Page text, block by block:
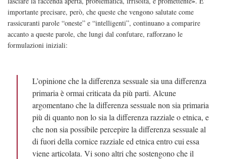
importante precisare, però, che queste che vengono salutate come
rassicuranti parole “oneste” e “intelligenti”, continuano a comparire
accanto a queste parole, che lungi dal confutare, rafforzano le
formulazioni iniziali:
L’opinione che la differenza sessuale sia una differenza
primaria è ormai criticata da più parti. Alcune
argomentano che la differenza sessuale non sia primaria
più di quanto non lo sia la differenza razziale o etnica, e
che non sia possibile percepire la differenza sessuale al
di fuori della cornice razziale ed etnica entro cui essa
viene articolata. Vi sono altri che sostengono che il